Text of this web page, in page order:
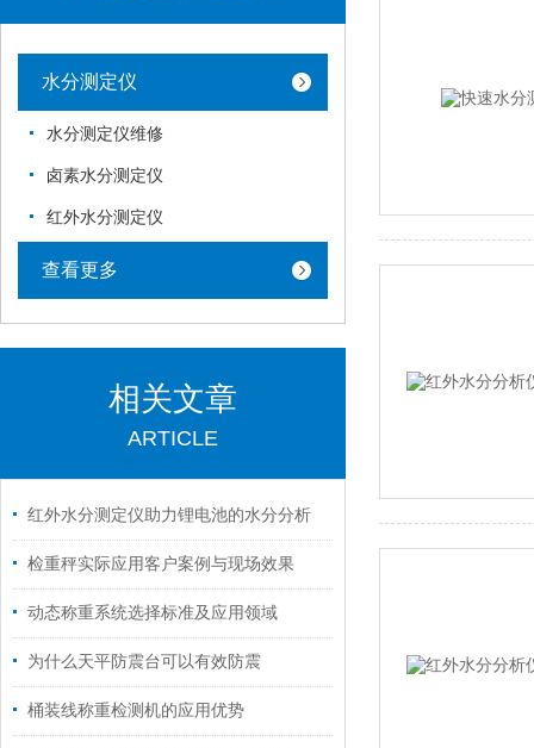
水分测定仪
水分测定仪维修
卤素水分测定仪
红外水分测定仪
查看更多
相关文章
ARTICLE
红外水分测定仪助力锂电池的水分分析
检重秤实际应用客户案例与现场效果
动态称重系统选择标准及应用领域
为什么天平防震台可以有效防震
桶装线称重检测机的应用优势